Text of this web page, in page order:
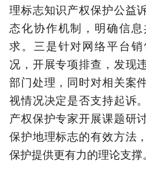
理标志知识产权保护公益
态化协作机制，明确信
求。三是针对网络平台
况，开展专项排查，发现
部门处理，同时对相关案
视情况决定是否支持起诉
产权保护专家开展课题研
保护地理标志的有效方法
保护提供更有力的理论支撑。